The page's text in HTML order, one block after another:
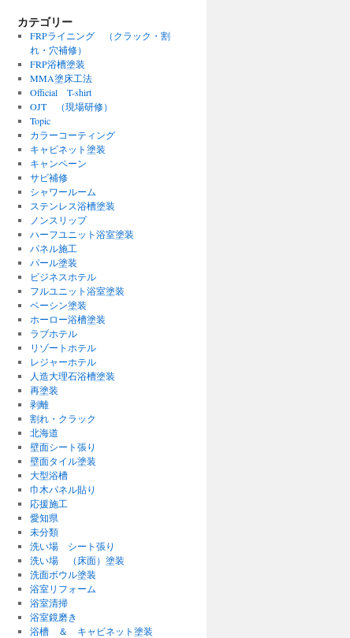
カテゴリー
FRPライニング （クラック・割
れ・穴補修）
FRP浴槽塗装
MMA塗床工法
Official T-shirt
OJT （現場研修）
Topic
カラーコーティング
キャビネット塗装
キャンペーン
サビ補修
シャワールーム
ステンレス浴槽塗装
ノンスリップ
ハーフユニット浴室塗装
パネル施工
パール塗装
ビジネスホテル
フルユニット浴室塗装
ベーシン塗装
ホーロー浴槽塗装
ラブホテル
リゾートホテル
レジャーホテル
人造大理石浴槽塗装
再塗装
剥離
割れ・クラック
北海道
壁面シート張り
壁面タイル塗装
大型浴槽
巾木パネル貼り
応援施工
愛知県
未分類
洗い場 シート張り
洗い場 （床面）塗装
洗面ボウル塗装
浴室リフォーム
浴室清掃
浴室鏡磨き
浴槽 ＆ キャビネット塗装